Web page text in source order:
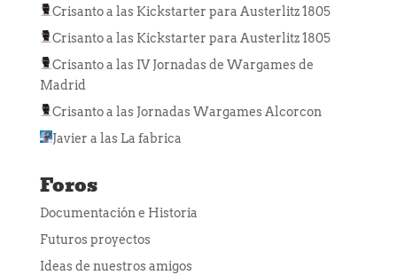
Crisantoa las Kickstarter para Austerlitz 1805
Crisantoa las Kickstarter para Austerlitz 1805
Crisantoa las IV Jornadas de Wargames de
Madrid
Crisantoa las Jornadas Wargames Alcorcon
Javier a las La fabrica
Foros
Documentación e Historia
Futuros proyectos
Ideas de nuestros amigos